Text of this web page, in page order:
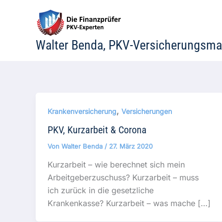
Walter Benda, PKV-
Krankenversicherung, Versicherungen
PKV, Kurzarbeit & Corona
Von Walter Benda / 27. März 2020
Kurzarbeit – wie berechnet sich mein
Arbeitgeberzuschuss? Kurzarbeit – muss
ich zurück in die gesetzliche
Krankenkasse? Kurzarbeit – was mache […]